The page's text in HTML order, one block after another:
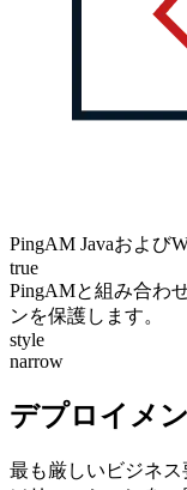
PingAM Javaおよび
true
PingAMと組み合わ
ンを保護します。
style
narrow
デプロイメ
最も厳しいビジネ